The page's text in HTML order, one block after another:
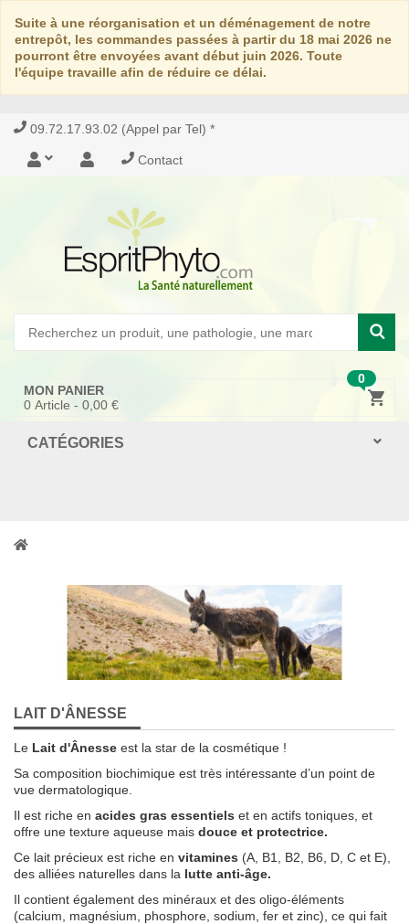
Suite à une réorganisation et un déménagement de notre
entrepôt, les commandes passées à partir du 18 mai 2026 ne
pourront être envoyées avant début juin 2026. Toute
l'équipe travaille afin de réduire ce délai.
09.72.17.93.02 (Appel par Tel) *
Contact
0
MON PANIER
0 Article - 0,00 €
CATÉGORIES
LAIT D'ÂNESSE
Le Lait d'Ânesse est la star de la cosmétique !
Sa composition biochimique est très intéressante d’un point de
vue dermatologique.
Il est riche en acides gras essentiels et en actifs toniques, et
offre une texture aqueuse mais douce et protectrice.
Ce lait précieux est riche en vitamines (A, B1, B2, B6, D, C et E),
des alliées naturelles dans la lutte anti-âge.
Il contient également des minéraux et des oligo-éléments
(calcium, magnésium, phosphore, sodium, fer et zinc), ce qui fait